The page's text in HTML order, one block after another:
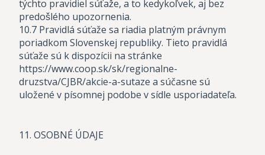
týchto pravidiel súťaže, a to kedykoľvek, aj bez
predošlého upozornenia.
10.7 Pravidlá súťaže sa riadia platným právnym
poriadkom Slovenskej republiky. Tieto pravidlá
súťaže sú k dispozícii na stránke
https://www.coop.sk/sk/regionalne-
druzstva/CJBR/akcie-a-sutaze a súčasne sú
uložené v písomnej podobe v sídle usporiadateľa.
11. OSOBNÉ ÚDAJE